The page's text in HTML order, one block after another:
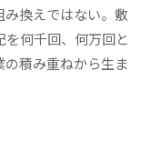
換えではない。敷
何千回、何万回と
積み重ねから生ま